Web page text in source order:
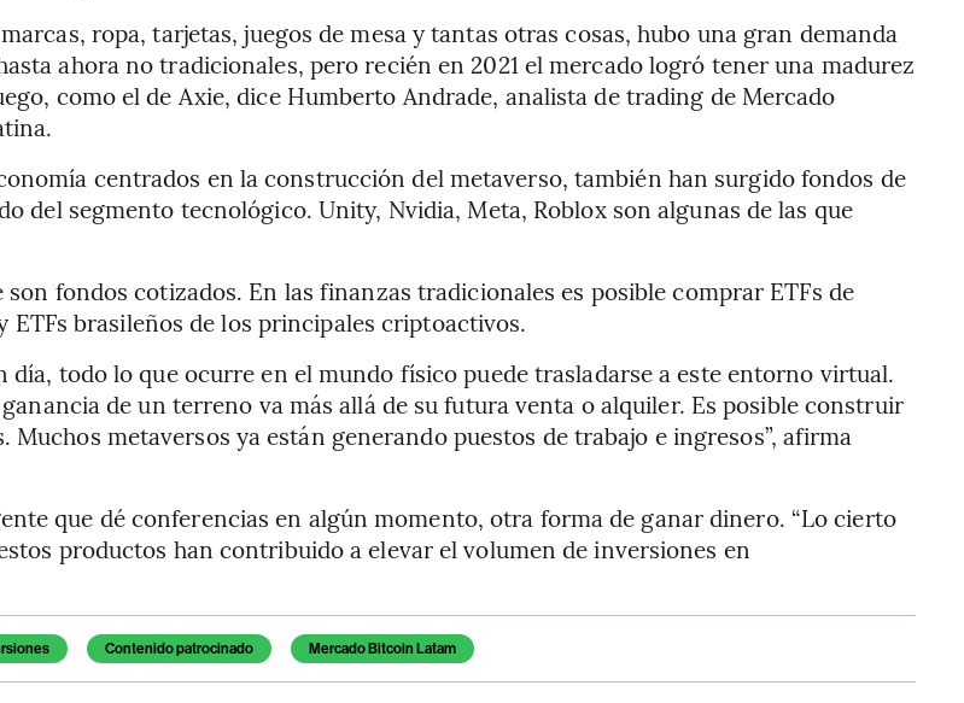
ropa, tarjetas, juegos de mesa y tantas otras cosas, hubo una gran demanda
ahora no tradicionales, pero recién en 2021 el mercado logró tener una madurez
como el de Axie, dice Humberto Andrade, analista de trading de Mercado
centrados en la construcción del metaverso, también han surgido fondos de
del segmento tecnológico. Unity, Nvidia, Meta, Roblox son algunas de las que
fondos cotizados. En las finanzas tradicionales es posible comprar ETFs de
brasileños de los principales criptoactivos.
todo lo que ocurre en el mundo físico puede trasladarse a este entorno virtual.
de un terreno va más allá de su futura venta o alquiler. Es posible construir
metaversos ya están generando puestos de trabajo e ingresos”, afirma
que dé conferencias en algún momento, otra forma de ganar dinero. “Lo cierto
productos han contribuido a elevar el volumen de inversiones en
Contenido patrocinado Mercado Bitcoin Latam